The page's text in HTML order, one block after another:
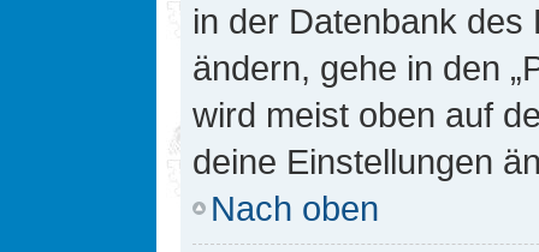
in der Datenbank
ändern, gehe in den
wird meist oben auf
deine Einstellungen
Nach oben